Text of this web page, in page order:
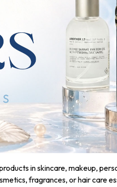
in skincare, makeup,
fragrances, or hair care